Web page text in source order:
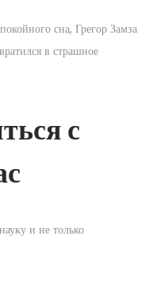
сна, Грегор Замза
в страшное
с
и не только